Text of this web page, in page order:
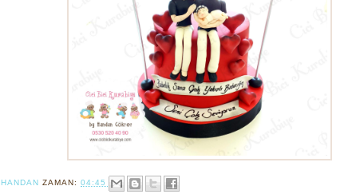
HANDAN ZAMAN: 04:45